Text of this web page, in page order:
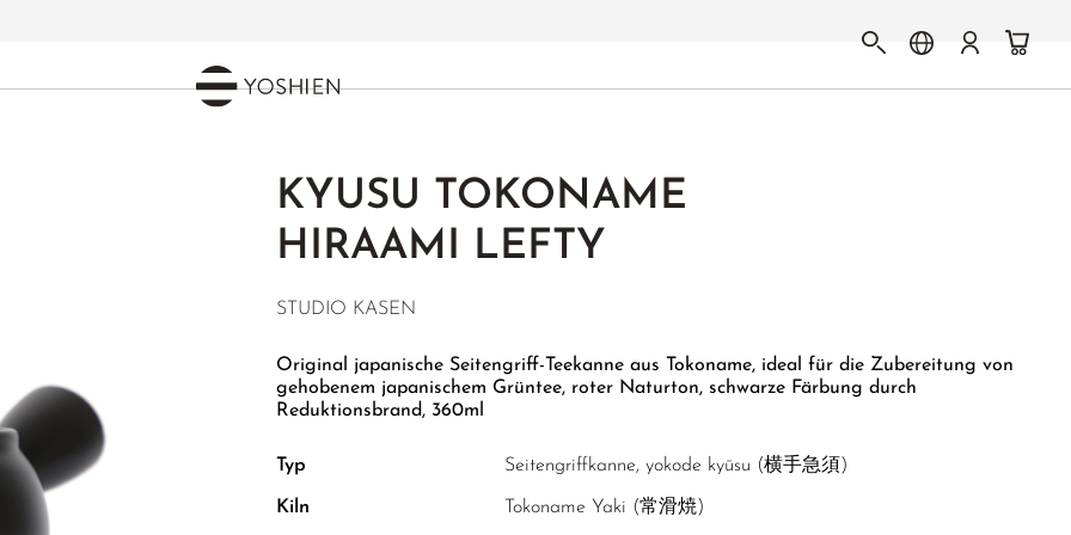
KYUSU TOKONAME
HIRAAMI LEFTY
STUDIO KASEN
Original japanische Seitengriff-Teekanne aus Tokoname, ideal für die Zubereitung von
gehobenem japanischem Grüntee, roter Naturton, schwarze Färbung durch
Reduktionsbrand, 360ml
Typ Seitengriffkanne, yokode kyūsu (横手急須)
Kiln Tokoname Yaki (常滑焼)